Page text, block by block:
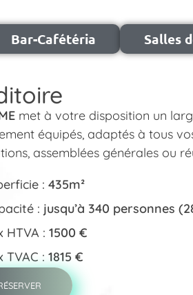
Bar-Cafétéria Salles
met à votre disposition un
équipés, adaptés à tous
assemblées générales ou
: 435m²
: jusqu’à 340 personnes
HTVA : 1500 €
TVAC : 1815 €